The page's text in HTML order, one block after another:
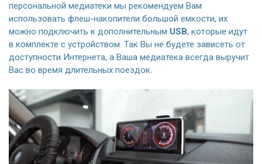
персональной медиатеки мы рекомендуем Вам
использовать флеш-накопители большой емкости, их
можно подключить к дополнительным USB, которые идут
в комплекте с устройством. Так Вы не будете зависеть от
доступности Интернета, а Ваша медиатека всегда выручит
Вас во время длительных поездок.